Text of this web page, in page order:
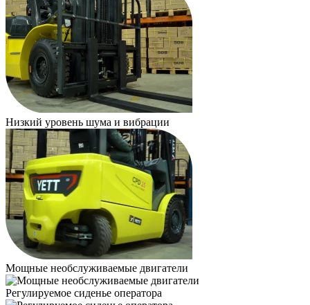
Низкий уровень шума и вибрации
Мощные необслуживаемые двигатели
Регулируемое сиденье оператора